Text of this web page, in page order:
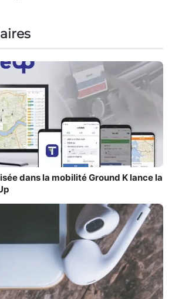
dans la mobilité Ground K lance la